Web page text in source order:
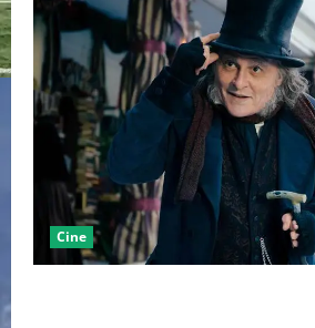
Cine